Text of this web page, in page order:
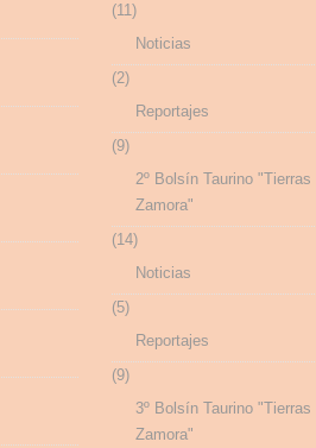
(11)
Noticias
(2)
Reportajes
(9)
2º Bolsín Taurino "Tierras
Zamora"
(14)
Noticias
(5)
Reportajes
(9)
3º Bolsín Taurino "Tierras
Zamora"